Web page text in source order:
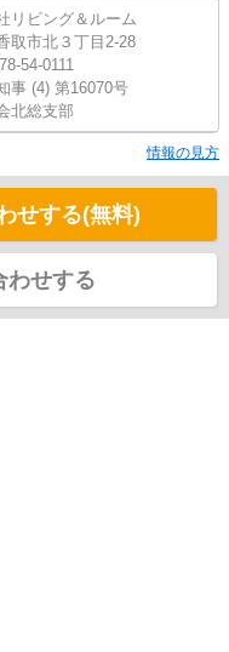
リビング＆ルーム
取市北３丁目2-28
54-0111
事 (4) 第16070号
北総支部
情報の見方
せする(無料)
わせする